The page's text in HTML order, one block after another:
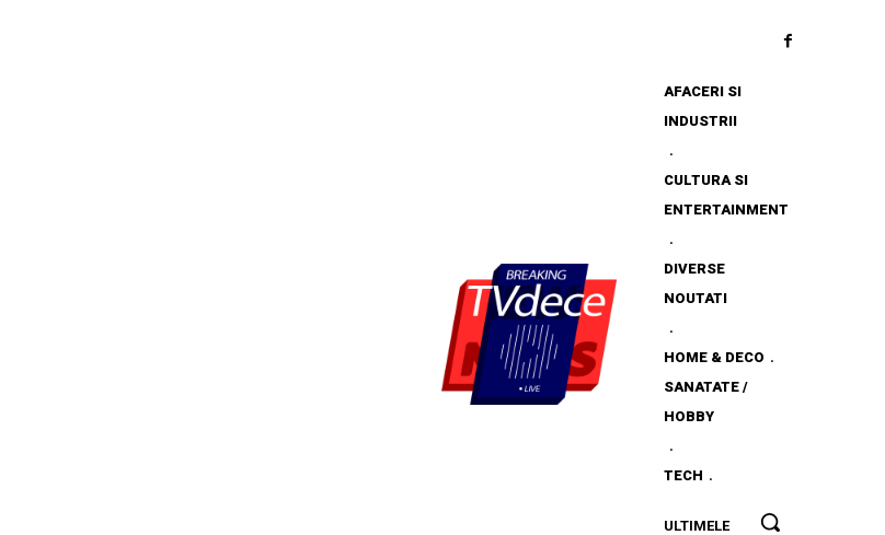
AFACERI SI
INDUSTRII
CULTURA SI
ENTERTAINMENT
DIVERSE
NOUTATI
HOME & DECO
SANATATE /
HOBBY
TECH
ULTIMELE
Trump